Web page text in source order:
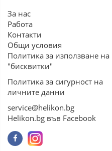
За нас
Работа
Контакти
Общи условия
Политика за използване на
"бисквитки"
Политика за сигурност на
личните данни
service@helikon.bg
Helikon.bg във Facebook